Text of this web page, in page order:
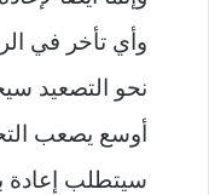
وأي تأخر في
نحو التصعيد
أوسع يصعب
سيتطلب إعادة